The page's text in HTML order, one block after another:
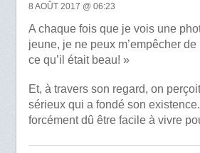
8 AOÛT 2017 @ 06:23
A chaque fois que je vois une
jeune, je ne peux m’empêcher de
ce qu’il était beau! »
Et, à travers son regard, on
sérieux qui a fondé son
forcément dû être facile à vivre